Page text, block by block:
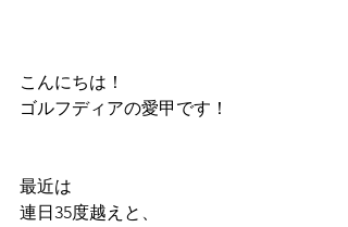
こんにちは！
ゴルフディアの愛甲です！
最近は
連日35度越えと、